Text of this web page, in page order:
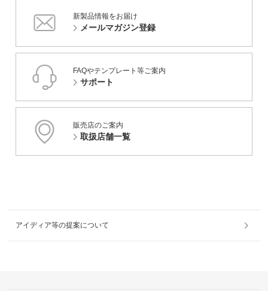
新製品情報をお届け
メールマガジン登録
FAQやテンプレート等ご案内
サポート
販売店のご案内
取扱店舗一覧
アイディア等の提案について